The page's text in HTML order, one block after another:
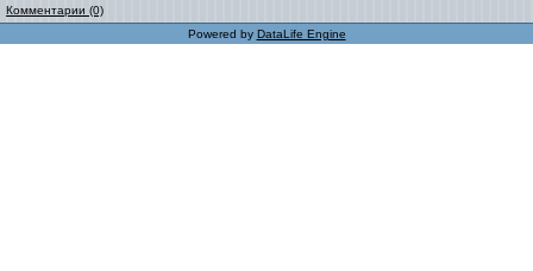
Комментарии (0)
Powered by DataLife Engine